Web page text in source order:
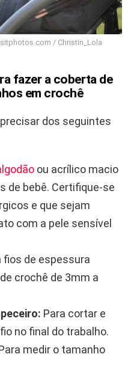
/ Christin_Lola
fazer a coberta de
em crochê
dos seguintes
ou acrílico macio
de bebê. Certifique-se
e que sejam
com a pele sensível
fios de espessura
crochê de 3mm a
Para cortar e
no final do trabalho.
medir o tamanho